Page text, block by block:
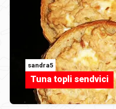
sandra5
Tuna topli sendvici